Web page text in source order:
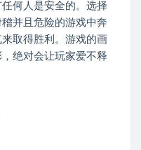
何人是安全的。选择
并且危险的游戏中奔
取得胜利。游戏的画
绝对会让玩家爱不释